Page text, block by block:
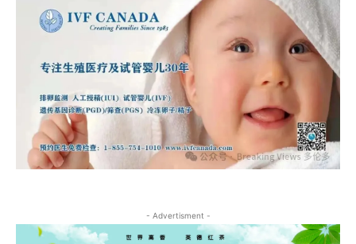
- Advertisment -